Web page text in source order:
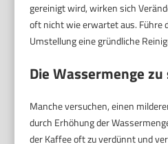
gereinigt wird, wirken sich
oft nicht wie erwartet aus. Führe
Umstellung eine gründliche
Die Wassermenge
Manche versuchen, einen
durch Erhöhung der
der Kaffee oft zu verdünnt und